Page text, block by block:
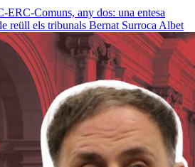
ERC-Comuns, any dos: una entesa
reüll els tribunals Bernat Surroca Albet